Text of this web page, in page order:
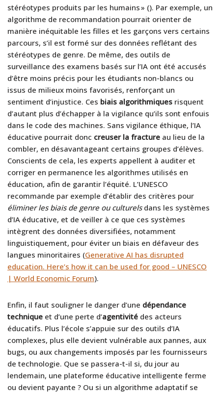
stéréotypes produits par les humains » (). Par exemple, un
algorithme de recommandation pourrait orienter de
manière inéquitable les filles et les garçons vers certains
parcours, s’il est formé sur des données reflétant des
stéréotypes de genre. De même, des outils de
surveillance des examens basés sur l’IA ont été accusés
d’être moins précis pour les étudiants non-blancs ou
issus de milieux moins favorisés, renforçant un
sentiment d’injustice. Ces biais algorithmiques risquent
d’autant plus d’échapper à la vigilance qu’ils sont enfouis
dans le code des machines. Sans vigilance éthique, l’IA
éducative pourrait donc creuser la fracture au lieu de la
combler, en désavantageant certains groupes d’élèves.
Conscients de cela, les experts appellent à auditer et
corriger en permanence les algorithmes utilisés en
éducation, afin de garantir l’équité. L’UNESCO
recommande par exemple d’établir des critères pour
éliminer les biais de genre ou culturelsdans les systèmes
d’IA éducative, et de veiller à ce que ces systèmes
intègrent des données diversifiées, notamment
linguistiquement, pour éviter un biais en défaveur des
langues minoritaires (Generative AI has disrupted
education. Here’s how it can be used for good – UNESCO
| World Economic Forum).
Enfin, il faut souligner le danger d’une dépendance
technique et d’une perte d’agentivité des acteurs
éducatifs. Plus l’école s’appuie sur des outils d’IA
complexes, plus elle devient vulnérable aux pannes, aux
bugs, ou aux changements imposés par les fournisseurs
de technologie. Que se passera-t-il si, du jour au
lendemain, une plateforme éducative intelligente ferme
ou devient payante ? Ou si un algorithme adaptatif se